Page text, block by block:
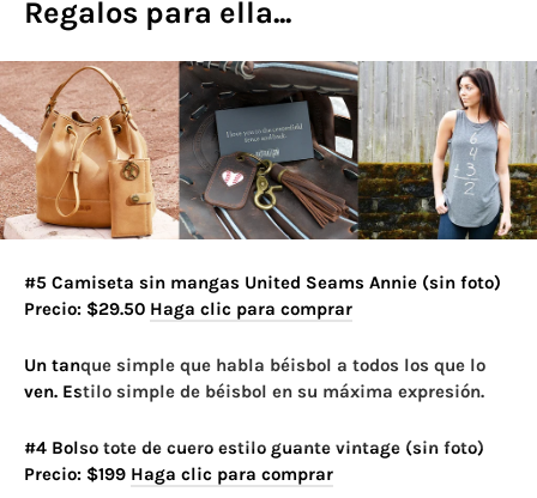
Regalos para ella...
#5 Camiseta sin mangas United Seams Annie (sin foto)
Precio: $29.50 Haga clic para comprar
Un tanque simple que habla béisbol a todos los que lo
ven. Estilo simple de béisbol en su máxima expresión.
#4 Bolso tote de cuero estilo guante vintage (sin foto)
Precio: $199 Haga clic para comprar